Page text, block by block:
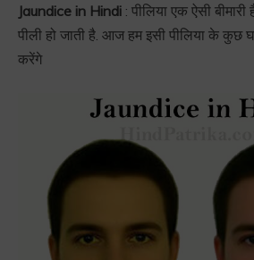
Jaundice in Hindi : पीलिया एक ऐसी
पीली हो जाती है. आज हम इसी पीलिया के कुछ
करेंगे